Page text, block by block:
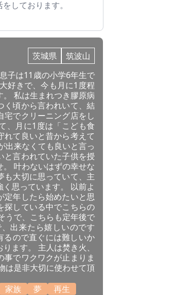
しております。
茨城県
筑波山
子は11歳の小学6年生で
好きで、今も月に1度程
私は生まれつき膠原病
く頃から言われいて、結
宅でクリーニング店をし
、月に1度は「こども食
れて良いと昔から考えて
出来なくても良いと言っ
と言われていた子供を授
叶わないはずの幸せな
も大切に思っていて、主
思っています。 以前よ
定年したら始めたいと思
探している中でこちらの
うで、こちらも定年後で
出来たら嬉しいのです
ので直ぐには難しいか
ます。 主人は焚き火、
でワクワクが止まりま
は是非大切に使わせて頂
家族 夢 再生